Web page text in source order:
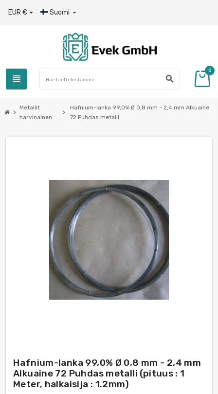
EUR € Suomi 
view_headline search
0
chevron_right
Metallit
harvinainen
chevron_right
Hafnium-lanka 99,0% Ø 0,8 mm - 2,4 mm Alkuaine
72 Puhdas metalli
Hafnium-lanka 99,0% Ø 0,8 mm - 2,4 mm
Alkuaine 72 Puhdas metalli (pituus : 1
Meter, halkaisija : 1.2mm)